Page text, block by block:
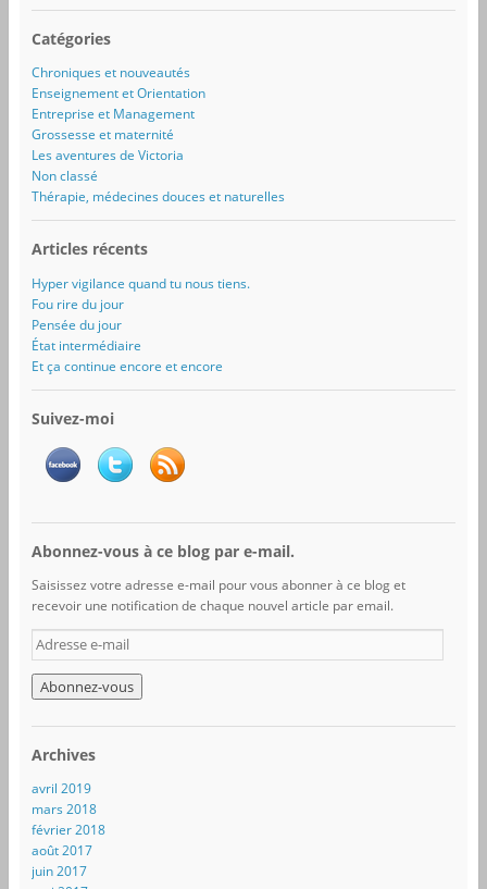
Catégories
Chroniques et nouveautés
Enseignement et Orientation
Entreprise et Management
Grossesse et maternité
Les aventures de Victoria
Non classé
Thérapie, médecines douces et naturelles
Articles récents
Hyper vigilance quand tu nous tiens.
Fou rire du jour
Pensée du jour
État intermédiaire
Et ça continue encore et encore
Suivez-moi
Abonnez-vous à ce blog par e-mail.
Saisissez votre adresse e-mail pour vous abonner à ce blog et
recevoir une notification de chaque nouvel article par email.
A
d
r
e
s
e
e
-
m
a
i
Archives
avril 2019
mars 2018
février 2018
août 2017
juin 2017